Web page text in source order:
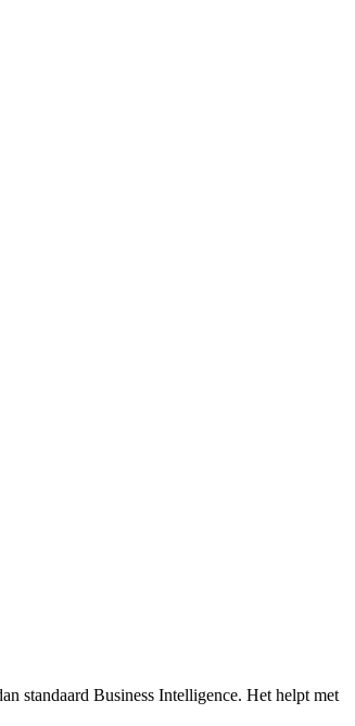
standaard Business Intelligence. Het helpt met